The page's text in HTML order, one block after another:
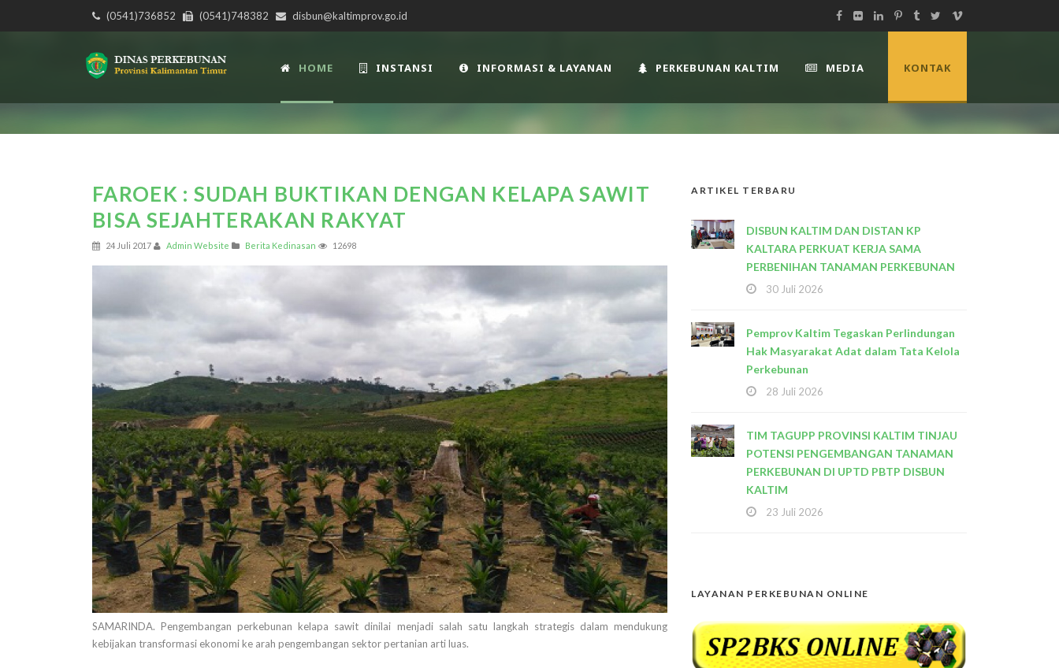
(0541)736852 (0541)748382 disbun@kaltimprov.go.id
HOME INSTANSI INFORMASI & LAYANAN PERKEBUNAN KALTIM MEDIA KONTAK
FAROEK : SUDAH BUKTIKAN DENGAN KELAPA SAWIT
BISA SEJAHTERAKAN RAKYAT
24 Juli 2017 Admin Website Berita Kedinasan 12698
SAMARINDA. Pengembangan perkebunan kelapa sawit dinilai menjadi salah satu langkah strategis dalam mendukung
kebijakan transformasi ekonomi ke arah pengembangan sektor pertanian arti luas.
ARTIKEL TERBARU
DISBUN KALTIM DAN DISTAN KP
KALTARA PERKUAT KERJA SAMA
PERBENIHAN TANAMAN PERKEBUNAN
30 Juli 2026
Pemprov Kaltim Tegaskan Perlindungan
Hak Masyarakat Adat dalam Tata Kelola
Perkebunan
28 Juli 2026
TIM TAGUPP PROVINSI KALTIM TINJAU
POTENSI PENGEMBANGAN TANAMAN
PERKEBUNAN DI UPTD PBTP DISBUN
KALTIM
23 Juli 2026
LAYANAN PERKEBUNAN ONLINE